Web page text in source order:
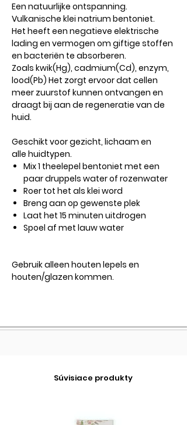
Een natuurlijke ontspanning.
Vulkanische klei natrium bentoniet.
Het heeft een negatieve elektrische
lading en vermogen om giftige stoffen
en bacteriën te absorberen.
Zoals kwik(Hg), cadmium(Cd), enzym,
lood(Pb) Het zorgt ervoor dat cellen
meer zuurstof kunnen ontvangen en
draagt ​​bij aan de regeneratie van de
huid.
Geschikt voor gezicht, lichaam en
alle huidtypen.
Mix 1 theelepel bentoniet met een
paar druppels water of rozenwater
Roer tot het als klei word
Breng aan op gewenste plek
Laat het 15 minuten uitdrogen
Spoel af met lauw water
Gebruik alleen houten lepels en
houten/glazen kommen.
Súvisiace produkty